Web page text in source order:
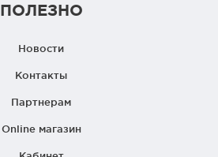
ПОЛЕЗНО
Новости
Контакты
Партнерам
Online магазин